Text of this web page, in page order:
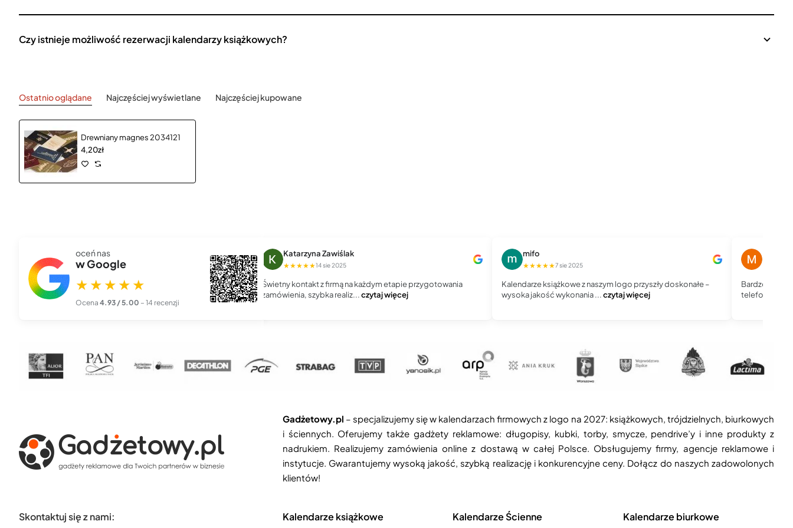
Czy istnieje możliwość rezerwacji kalendarzy książkowych?
Ostatnio oglądane Najczęściej wyświetlane Najczęściej kupowane
Drewniany magnes 2034121
4,20zł
oceń nas
w Google
★★★★★
Ocena 4.93 / 5.00 – 14 recenzji
szef00l 666
★★★★★27 lis 2025
Piękna, profesjonalna robota. Zamówiłem kalendarze z logo
firmy i przyszły dokła...
Katarzyna Zawiślak
★★★★★14 sie 2025
Świetny kontakt z firmą na każdym etapie przygotowania
zamówienia, szybka realiz...czytaj więcej
mifo
★★★★★7 sie 2025
Kalendarze książkowe z naszym logo przyszły doskonałe –
wysoka jakość wykonania ...czytaj więcej
Bardzo dobry
telefoniczny,
Gadżetowy.pl – specjalizujemy się w kalendarzach firmowych z logo na 2027: książkowych, trójdzielnych, biurkowych
i ściennych. Oferujemy także gadżety reklamowe: długopisy, kubki, torby, smycze, pendrive’y i inne produkty z
nadrukiem. Realizujemy zamówienia online z dostawą w całej Polsce. Obsługujemy firmy, agencje reklamowe i
instytucje. Gwarantujemy wysoką jakość, szybką realizację i konkurencyjne ceny. Dołącz do naszych zadowolonych
klientów!
Skontaktuj się z nami: Kalendarze książkowe Kalendarze Ścienne Kalendarze biurkowe